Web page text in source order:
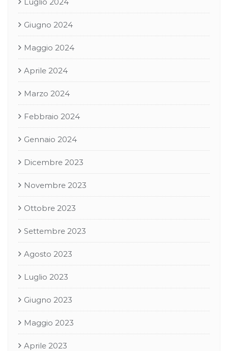
Giugno 2024
Maggio 2024
Aprile 2024
Marzo 2024
Febbraio 2024
Gennaio 2024
Dicembre 2023
Novembre 2023
Ottobre 2023
Settembre 2023
Agosto 2023
Luglio 2023
Giugno 2023
Maggio 2023
Aprile 2023